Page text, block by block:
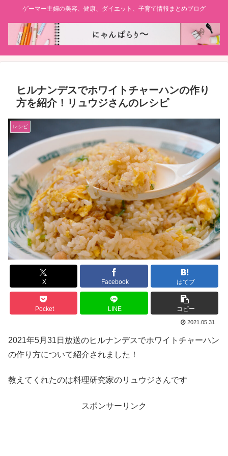
ゲーマー主婦の美容、健康、ダイエット、子育て情報まとめブログ
ヒルナンデスでホワイトチャーハンの作り
方を紹介！リュウジさんのレシピ
レシピ
X Facebook はてブ
Pocket LINE コピー
2021.05.31
2021年5月31日放送のヒルナンデスでホワイトチャーハン
の作り方について紹介されました！
教えてくれたのは料理研究家のリュウジさんです
スポンサーリンク